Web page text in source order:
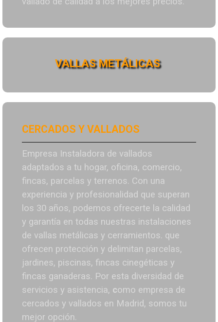
VALLAS METÁLICAS
CERCADOS Y VALLADOS
Empresa Instaladora de vallados
adaptados a tu hogar, oficina, comercio,
fincas, parcelas y terrenos. Con una
experiencia y profesionalidad que superan
los 30 años, podemos ofrecerte la calidad
y garantía en todas nuestras instalaciones
de vallas metálicas y cerramientos. que
ofrecen protección y delimitan parcelas,
jardines, piscinas, fincas cinegéticas y
fincas ganaderas. Por esta diversidad de
servicios y asistencia, como empresa de
cercados y vallados en Madrid, somos tu
mejor opción.